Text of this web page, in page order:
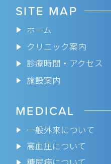
SITE MAP
ホーム
クリニック案内
診療時間・アクセス
施設案内
MEDICAL
一般外来について
高血圧について